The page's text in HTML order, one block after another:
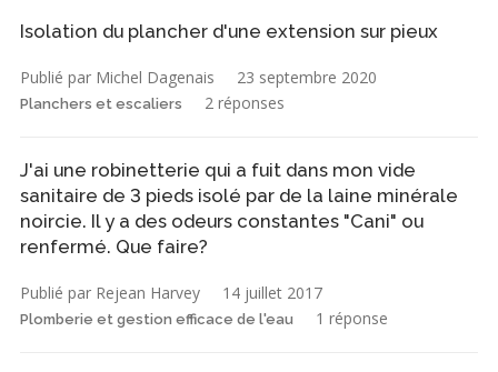
Isolation du plancher d'une extension sur pieux
Publié par Michel Dagenais 23 septembre 2020
Planchers et escaliers 2 réponses
J'ai une robinetterie qui a fuit dans mon vide
sanitaire de 3 pieds isolé par de la laine minérale
noircie. Il y a des odeurs constantes "Cani" ou
renfermé. Que faire?
Publié par Rejean Harvey 14 juillet 2017
Plomberie et gestion efficace de l'eau 1 réponse